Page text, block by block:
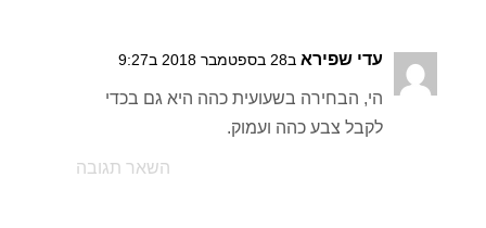
עדי שפירא ב28 בספטמבר 2018 ב9:27
הי, הבחירה בשעועית כהה היא גם בכדי
לקבל צבע כהה ועמוק.
השאר תגובה